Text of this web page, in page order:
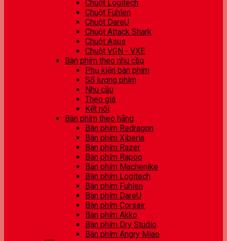
Chuột Logitech
Chuột Fuhlen
Chuột DareU
Chuột Attack Shark
Chuột Asus
Chuột VGN - VXE
Bàn phím theo nhu cầu
Phụ kiện bàn phím
Số lượng phím
Nhu cầu
Theo giá
Kết nối
Bàn phím theo hãng
Bàn phím Redragon
Bàn phím Xiberia
Bàn phím Razer
Bàn phím Rapoo
Bàn phím Machenike
Bàn phím Logitech
Bàn phím Fuhlen
Bàn phím DareU
Bàn phím Corsair
Bàn phím Akko
Bàn phím Dry Studio
Bàn phím Angry Miao